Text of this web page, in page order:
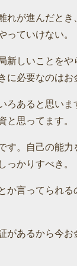
れが進んだとき
っていけない。
新しいことをや
に必要なのはお
ろあると思いま
と思ってます。
す。自己の能力
っかりすべき。
か言ってられる
があるから今お